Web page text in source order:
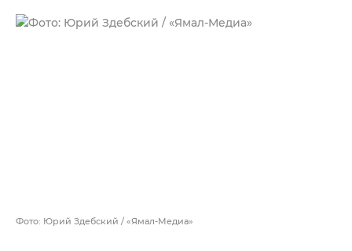
Фото: Юрий Здебский / «Ямал-Медиа»